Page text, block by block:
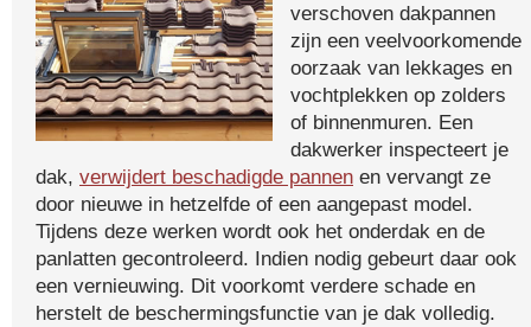
verschoven dakpannen
zijn een veelvoorkomende
oorzaak van lekkages en
vochtplekken op zolders
of binnenmuren. Een
dakwerker inspecteert je
dak, verwijdert beschadigde pannen en vervangt ze
door nieuwe in hetzelfde of een aangepast model.
Tijdens deze werken wordt ook het onderdak en de
panlatten gecontroleerd. Indien nodig gebeurt daar ook
een vernieuwing. Dit voorkomt verdere schade en
herstelt de beschermingsfunctie van je dak volledig.